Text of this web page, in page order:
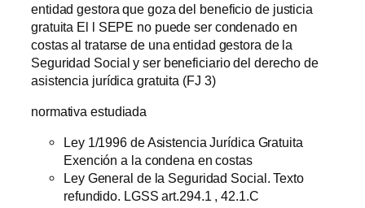
entidad gestora que goza del beneficio de justicia
gratuita El l SEPE no puede ser condenado en
costas al tratarse de una entidad gestora de la
Seguridad Social y ser beneficiario del derecho de
asistencia jurídica gratuita (FJ 3)
normativa estudiada
Ley 1/1996 de Asistencia Jurídica Gratuita
Exención a la condena en costas
Ley General de la Seguridad Social. Texto
refundido. LGSS art.294.1 , 42.1.C